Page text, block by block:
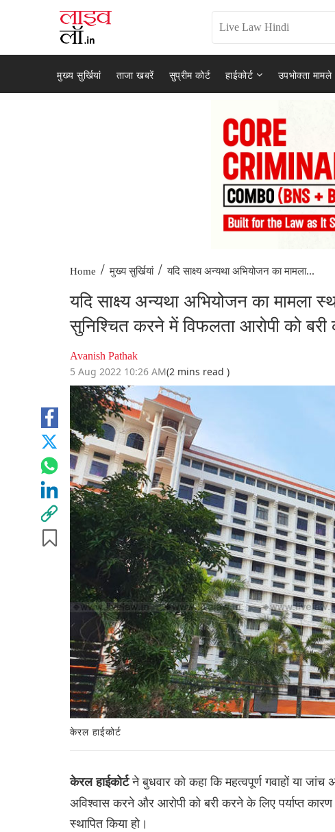
मुख्य सुर्खियां ताजा खबरें सुप्रीम कोर्ट हाईकोर्ट उपभोक्ता मामले
Home / मुख्य सुर्खियां / यदि साक्ष्य अन्यथा अभियोजन का मामला...
यदि साक्ष्य अन्यथा अभियोजन का मामला
सुनिश्चित करने में विफलता आरोपी को
Avanish Pathak
5 Aug 2022 10:26 AM(2 mins read )
केरल हाईकोर्ट
केरल हाईकोर्टने बुधवार को कहा कि महत्वपूर्ण गवाहों या
अविश्वास करने और आरोपी को बरी करने के लिए पर्याप्त
स्थापित किया हो।